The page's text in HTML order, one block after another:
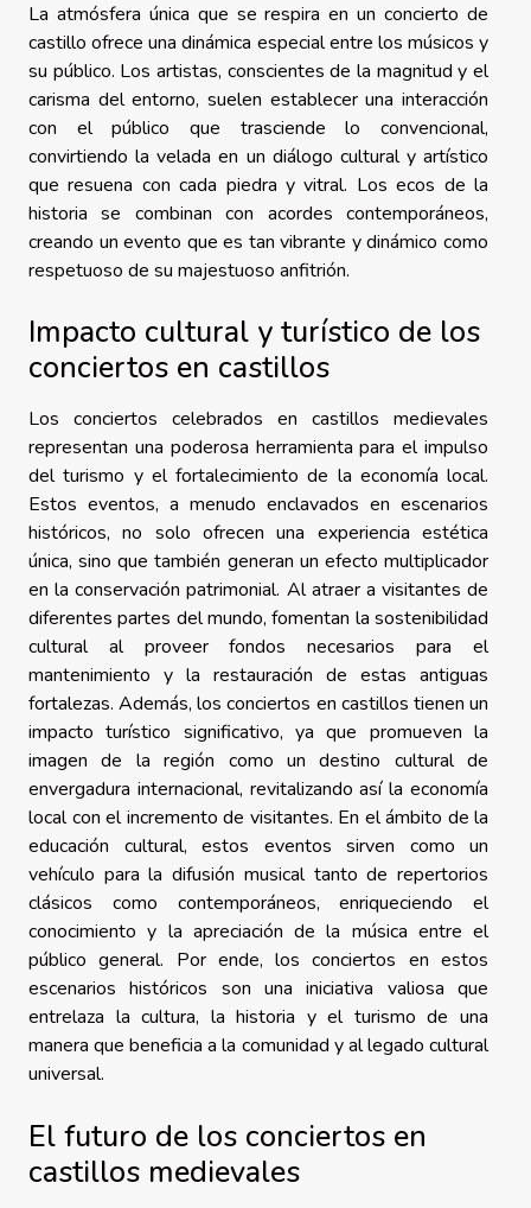
La atmósfera única que se respira en un concierto de
castillo ofrece una dinámica especial entre los músicos y
su público. Los artistas, conscientes de la magnitud y el
carisma del entorno, suelen establecer una interacción
con el público que trasciende lo convencional,
convirtiendo la velada en un diálogo cultural y artístico
que resuena con cada piedra y vitral. Los ecos de la
historia se combinan con acordes contemporáneos,
creando un evento que es tan vibrante y dinámico como
respetuoso de su majestuoso anfitrión.
Impacto cultural y turístico de los
conciertos en castillos
Los conciertos celebrados en castillos medievales
representan una poderosa herramienta para el impulso
del turismo y el fortalecimiento de la economía local.
Estos eventos, a menudo enclavados en escenarios
históricos, no solo ofrecen una experiencia estética
única, sino que también generan un efecto multiplicador
en la conservación patrimonial. Al atraer a visitantes de
diferentes partes del mundo, fomentan la sostenibilidad
cultural al proveer fondos necesarios para el
mantenimiento y la restauración de estas antiguas
fortalezas. Además, los conciertos en castillos tienen un
impacto turístico significativo, ya que promueven la
imagen de la región como un destino cultural de
envergadura internacional, revitalizando así la economía
local con el incremento de visitantes. En el ámbito de la
educación cultural, estos eventos sirven como un
vehículo para la difusión musical tanto de repertorios
clásicos como contemporáneos, enriqueciendo el
conocimiento y la apreciación de la música entre el
público general. Por ende, los conciertos en estos
escenarios históricos son una iniciativa valiosa que
entrelaza la cultura, la historia y el turismo de una
manera que beneficia a la comunidad y al legado cultural
universal.
El futuro de los conciertos en
castillos medievales